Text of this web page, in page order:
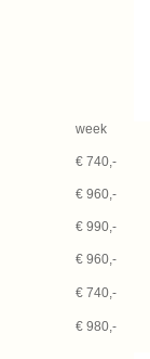
week
€ 740,-
€ 960,-
€ 990,-
€ 960,-
€ 740,-
€ 980,-